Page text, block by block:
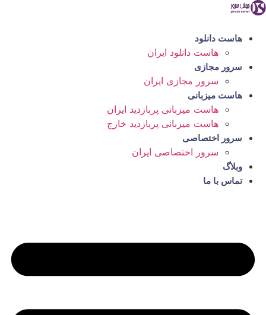
پرش
محتوا
هاست دانلود
هاست دانلود ایران
سرور مجازی
سرور مجازی ایران
هاست میزبانی
هاست میزبانی پربازدید ایران
هاست میزبانی پربازدید خارج
سرور اختصاصی
سرور اختصاصی ایران
وبلاگ
تماس با ما